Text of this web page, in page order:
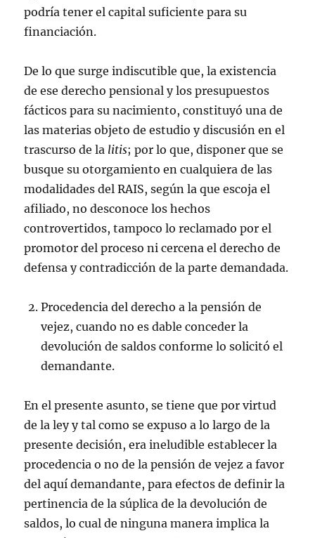
podría tener el capital suficiente para su
financiación.
De lo que surge indiscutible que, la existencia
de ese derecho pensional y los presupuestos
fácticos para su nacimiento, constituyó una de
las materias objeto de estudio y discusión en el
trascurso de la litis; por lo que, disponer que se
busque su otorgamiento en cualquiera de las
modalidades del RAIS, según la que escoja el
afiliado, no desconoce los hechos
controvertidos, tampoco lo reclamado por el
promotor del proceso ni cercena el derecho de
defensa y contradicción de la parte demandada.
Procedencia del derecho a la pensión de
vejez, cuando no es dable conceder la
devolución de saldos conforme lo solicitó el
demandante.
En el presente asunto, se tiene que por virtud
de la ley y tal como se expuso a lo largo de la
presente decisión, era ineludible establecer la
procedencia o no de la pensión de vejez a favor
del aquí demandante, para efectos de definir la
pertinencia de la súplica de la devolución de
saldos, lo cual de ninguna manera implica la